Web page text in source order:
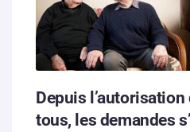
Hébergement solidaire
Depuis
tous, les demandes